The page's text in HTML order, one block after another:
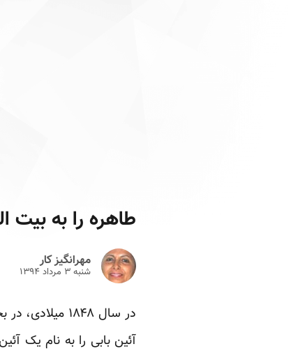
طاهره را به بیت
مهرانگیز کار
شنبه ۳ مرداد ۱۳۹۴
در سال ۱۸۴۸
آئین بابی را به نام یک